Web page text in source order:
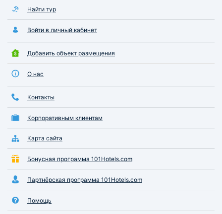
Найти тур
Войти в личный кабинет
Добавить объект размещения
О нас
Контакты
Корпоративным клиентам
Карта сайта
Бонусная программа 101Hotels.com
Партнёрская программа 101Hotels.com
Помощь